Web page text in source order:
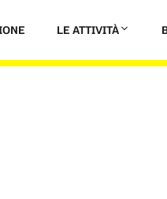
LE ATTIVITÀ